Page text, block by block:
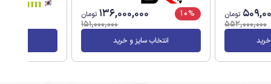
تومان
552,000,000
10%
136,000,000 تومان
151,000,000
انتخاب سایز و خرید